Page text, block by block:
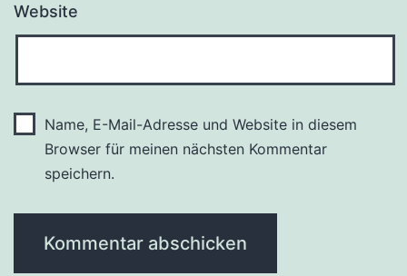
Website
Name, E-Mail-Adresse und Website in diesem
Browser für meinen nächsten Kommentar
speichern.